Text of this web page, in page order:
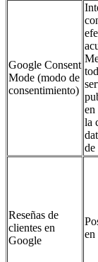
Google Consent
Mode (modo de
consentimiento)
en
la
de
Reseñas de
clientes en
Google
en